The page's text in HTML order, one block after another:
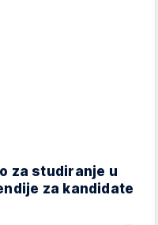
za studiranje u
za kandidate